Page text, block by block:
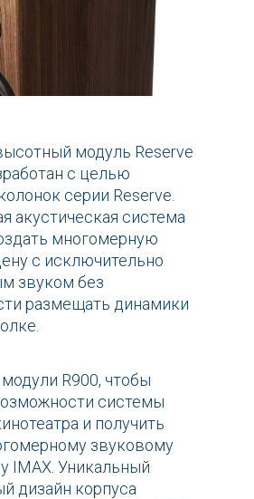
модуль Reserve
с целью
серии Reserve.
акустическая система
многомерную
с исключительно
звуком без
размещать динамики
R900, чтобы
системы
и получить
звуковому
IMAX. Уникальный
дизайн корпуса